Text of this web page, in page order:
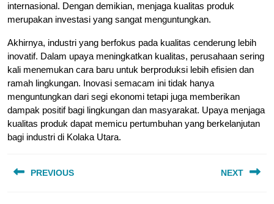
internasional. Dengan demikian, menjaga kualitas produk
merupakan investasi yang sangat menguntungkan.
Akhirnya, industri yang berfokus pada kualitas cenderung lebih
inovatif. Dalam upaya meningkatkan kualitas, perusahaan sering
kali menemukan cara baru untuk berproduksi lebih efisien dan
ramah lingkungan. Inovasi semacam ini tidak hanya
menguntungkan dari segi ekonomi tetapi juga memberikan
dampak positif bagi lingkungan dan masyarakat. Upaya menjaga
kualitas produk dapat memicu pertumbuhan yang berkelanjutan
bagi industri di Kolaka Utara.
navigation
PREVIOUS NEXT